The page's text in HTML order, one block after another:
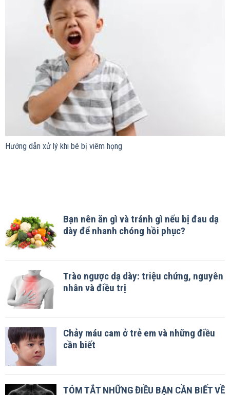
Hướng dẫn xử lý khi bé bị viêm họng